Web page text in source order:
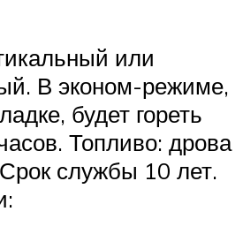
или
В эконом-режиме,
будет гореть
Топливо: дрова
службы 10 лет.